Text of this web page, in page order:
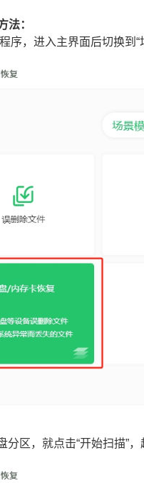
法：
序，进入主界面后切换到
分区，就点击“开始扫描”